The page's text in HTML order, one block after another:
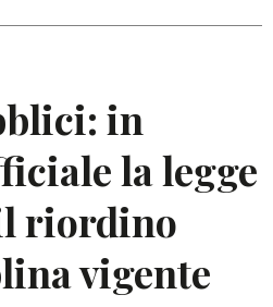
in
la legge
riordino
vigente